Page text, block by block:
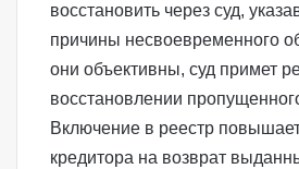
восстановить через суд,
причины несвоевременного
они объективны, суд примет
восстановлении
Включение в реестр
кредитора на возврат